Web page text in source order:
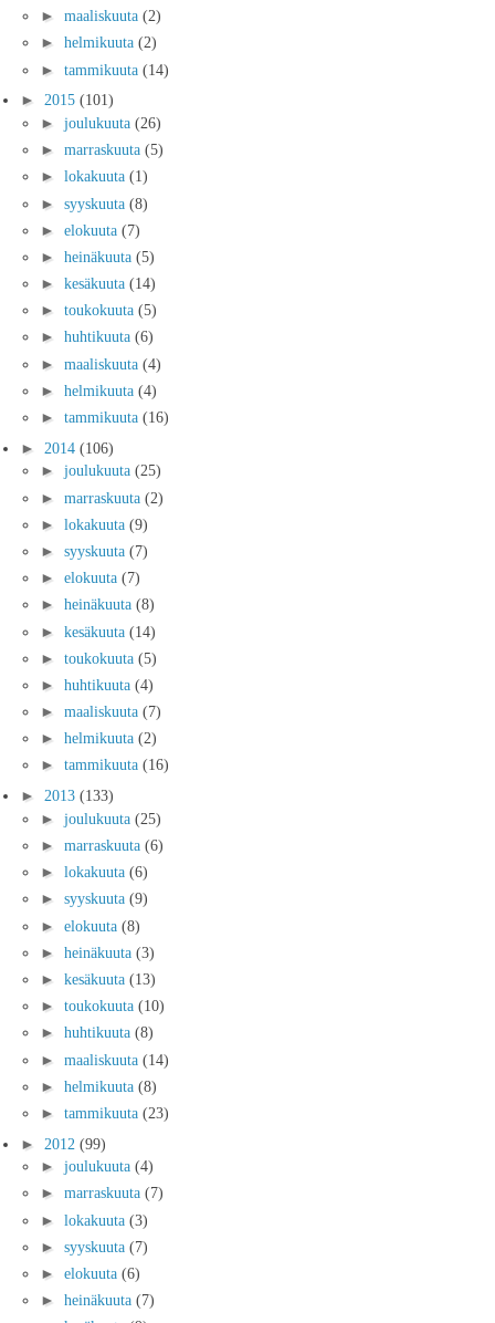
► maaliskuuta (2)
► helmikuuta (2)
► tammikuuta (14)
► 2015 (101)
► joulukuuta (26)
► marraskuuta (5)
► lokakuuta (1)
► syyskuuta (8)
► elokuuta (7)
► heinäkuuta (5)
► kesäkuuta (14)
► toukokuuta (5)
► huhtikuuta (6)
► maaliskuuta (4)
► helmikuuta (4)
► tammikuuta (16)
► 2014 (106)
► joulukuuta (25)
► marraskuuta (2)
► lokakuuta (9)
► syyskuuta (7)
► elokuuta (7)
► heinäkuuta (8)
► kesäkuuta (14)
► toukokuuta (5)
► huhtikuuta (4)
► maaliskuuta (7)
► helmikuuta (2)
► tammikuuta (16)
► 2013 (133)
► joulukuuta (25)
► marraskuuta (6)
► lokakuuta (6)
► syyskuuta (9)
► elokuuta (8)
► heinäkuuta (3)
► kesäkuuta (13)
► toukokuuta (10)
► huhtikuuta (8)
► maaliskuuta (14)
► helmikuuta (8)
► tammikuuta (23)
► 2012 (99)
► joulukuuta (4)
► marraskuuta (7)
► lokakuuta (3)
► syyskuuta (7)
► elokuuta (6)
► heinäkuuta (7)